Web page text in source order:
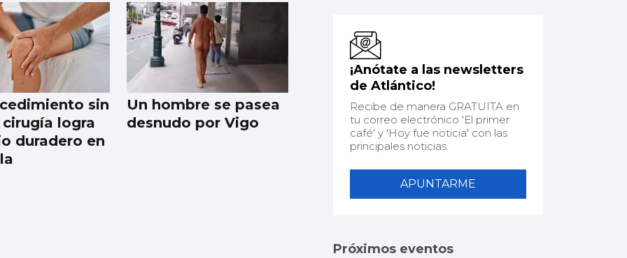
sin
cirugía logra
duradero en
Un hombre se pasea
desnudo por Vigo
¡Anótate a las newsletters
de Atlántico!
Recibe de manera GRATUITA en
tu correo electrónico 'El primer
café' y 'Hoy fue noticia' con las
principales noticias.
APUNTARME
Próximos eventos